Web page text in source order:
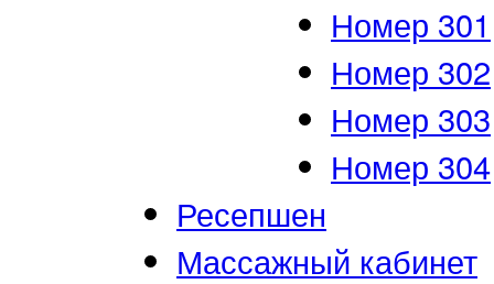
Номер 301
Номер 302
Номер 303
Номер 304
Ресепшен
Массажный кабинет